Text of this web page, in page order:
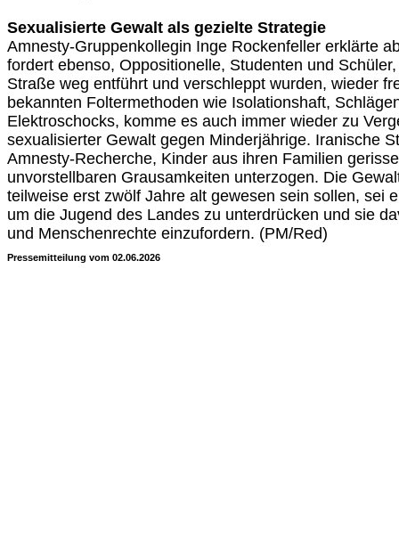
Sexualisierte Gewalt als gezielte Strategie
Amnesty-Gruppenkollegin Inge Rockenfeller erklärte
fordert ebenso, Oppositionelle, Studenten und
Straße weg entführt und verschleppt wurden, wieder
bekannten Foltermethoden wie Isolationshaft,
Elektroschocks, komme es auch immer wieder zu
sexualisierter Gewalt gegen Minderjährige. Iranische
Amnesty-Recherche, Kinder aus ihren Familien
unvorstellbaren Grausamkeiten unterzogen. Die
teilweise erst zwölf Jahre alt gewesen sein sollen, sei
um die Jugend des Landes zu unterdrücken und sie
und Menschenrechte einzufordern. (PM/Red)
Pressemitteilung vom 02.06.2026